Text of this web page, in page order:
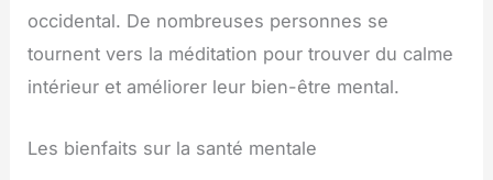
occidental. De nombreuses personnes se
tournent vers la méditation pour trouver du calme
intérieur et améliorer leur bien-être mental.
Les bienfaits sur la santé mentale